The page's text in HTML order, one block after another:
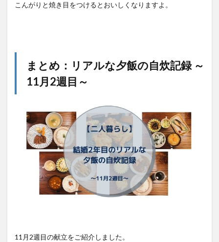
こんがりと焼き目をつけるとおいしくなりますよ。
まとめ：リアルな夕飯の自炊記録 ～
11月2週目～
11月2週目の献立をご紹介しました。